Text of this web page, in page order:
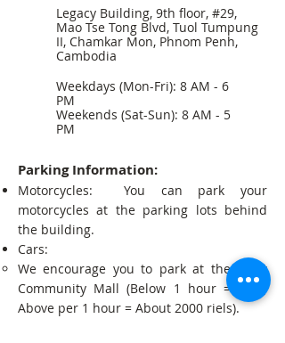
Legacy Building, 9th floor, #29,
Mao Tse Tong Blvd, Tuol Tumpung
II, Chamkar Mon, Phnom Penh,
Cambodia
Weekdays (Mon-Fri): 8 AM - 6
PM
Weekends (Sat-Sun): 8 AM - 5
PM
Parking Information:
Motorcycles: You can park your
motorcycles at the parking lots behind
the building.
Cars:
We encourage you to park at the Point
Community Mall (Below 1 hour = Free;
Above per 1 hour = About 2000 riels).